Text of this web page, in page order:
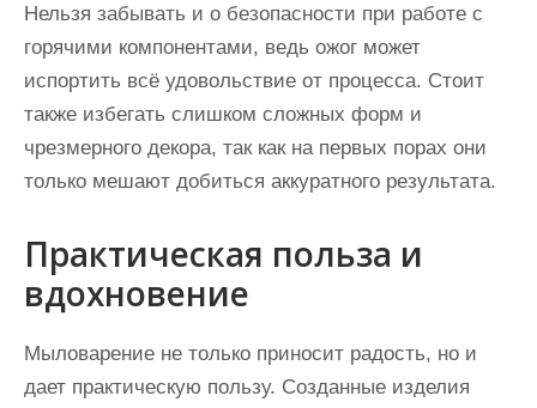
Нельзя забывать и о безопасности при работе с
горячими компонентами, ведь ожог может
испортить всё удовольствие от процесса. Стоит
также избегать слишком сложных форм и
чрезмерного декора, так как на первых порах они
только мешают добиться аккуратного результата.
Практическая польза и
вдохновение
Мыловарение не только приносит радость, но и
дает практическую пользу. Созданные изделия